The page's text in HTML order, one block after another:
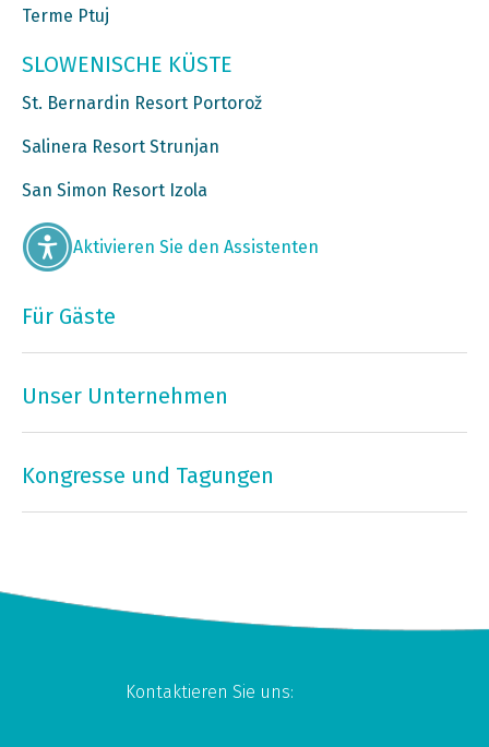
Terme Ptuj
SLOWENISCHE KÜSTE
St. Bernardin Resort Portorož
Salinera Resort Strunjan
San Simon Resort Izola
Aktivieren Sie den Assistenten
Für Gäste
Unser Unternehmen
Kongresse und Tagungen
Kontaktieren Sie uns: